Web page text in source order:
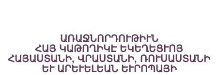
ԱՌԱՋՆՈՐԴՈՒԹԻՒՆ
ՀԱՅ ԿԱԹՈՂԻԿԷ ԵԿԵՂԵՑՒՈՅ
ՀԱՅԱՍՏԱՆԻ, ՎՐԱՍՏԱՆԻ, ՌՈՒՍԱՍՏԱՆԻ
ԵՒ ԱՐԵՒԵԼԵԱՆ ԵՒՐՈՊԱՅԻ